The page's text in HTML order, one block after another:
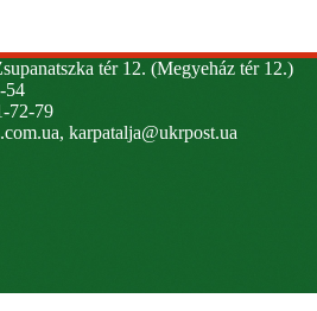
tér 12. (Megyeház tér 12.)
54
72-79
, karpatalja@ukrpost.ua